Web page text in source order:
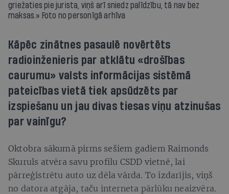
griežaties pie jurista, viņš arī sniedz palīdzību, tā nav bez
maksas.» Foto no personīgā arhīva
Kāpēc zinātnes pasaulē novērtēts
radioinženieris par atklātu «drošības
caurumu» valsts informācijas sistēmā
pateicības vietā tiek apsūdzēts par
izspiešanu un jau divas tiesas viņu atzinušas
par vainīgu?
Oktobra sākumā pirms sešiem gadiem Raimonds
Skuruls atvēra savu profilu CSDD vietnē, lai
pārreģistrētu auto uz dēla vārda. To izdarījis, viņš
no datora atgāja, taču interneta pārlūku neaizvēra.